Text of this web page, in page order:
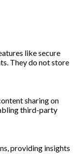
like secure
They do not store
sharing on
third-party
providing insights